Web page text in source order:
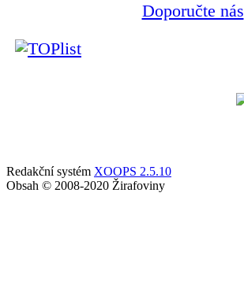
Doporučte nás
Redakční systém XOOPS 2.5.10
Obsah © 2008-2020 Žirafoviny